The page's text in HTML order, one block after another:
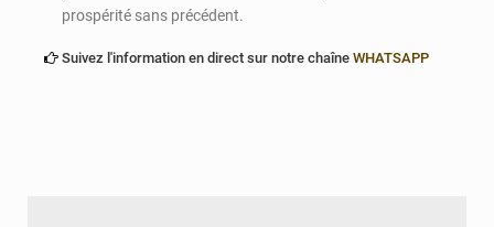
prospérité sans précédent.
Suivez l'information en direct sur notre chaîne WHATSAPP